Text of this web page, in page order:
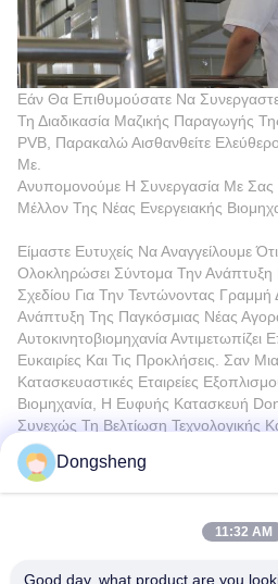
Εάν Θα Επιθυμούσατε Να
Τη Διαδικασία Μαζικής Παραγωγής
PVB, Παρακαλώ Αισθανθείτε
Με.
Ανυπομονούμε Η Συνεργασία Με Σας
Μέλλον Της Νέας Ενεργειακής
Είμαστε Ευτυχείς Να Αναγγείλουμε
Ολοκληρώσει Σύντομα Την Ανάπτυξη
Σχεδίου Για Την Τεντώνοντας
Ανάπτυξη Της Παγκόσμιας Νέας
Αυτοκινητοβιομηχανία Αντιμετωπίζει
Ευκαιρίες Και Τις Προκλήσεις. Σαν
Κατασκευαστικές Εταιρείες
Βιομηχανία, Η Ευφυής Κατασκευή
Συνεχώς Τη Βελτίωση Τεχνολογικής
Ποιότητας, Δεσμευμένη Στην
Γενικό SoluDongsheng
11:32 AM
Good day, what product are you